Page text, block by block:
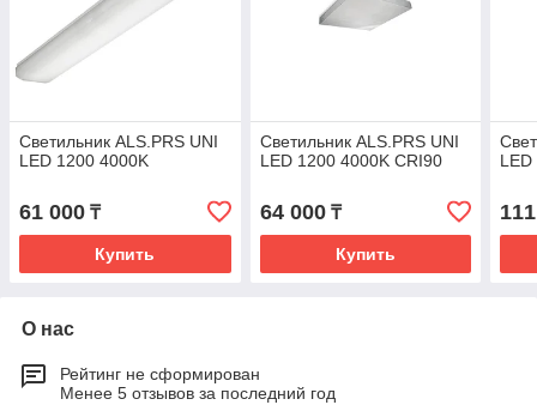
Светильник ALS.PRS UNI
LED 1200 4000K
61 000 ₸
Купить
Светильник ALS.PRS UNI
LED 1200 4000K CRI90
64 000₸
Купить
О нас
Рейтинг не сформирован
Менее 5 отзывов за последний год